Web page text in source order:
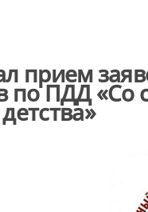
прием
по ПДД «Со